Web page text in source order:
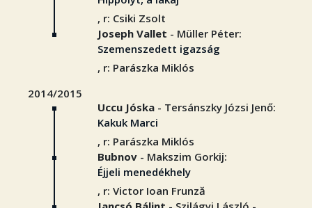
, r: Csiki Zsolt
Joseph Vallet - Müller Péter:
Szemenszedett igazság
, r: Parászka Miklós
2014/2015
Uccu Jóska - Tersánszky Józsi Jenő:
Kakuk Marci
, r: Parászka Miklós
Bubnov - Makszim Gorkij:
Éjjeli menedékhely
, r: Victor Ioan Frunză